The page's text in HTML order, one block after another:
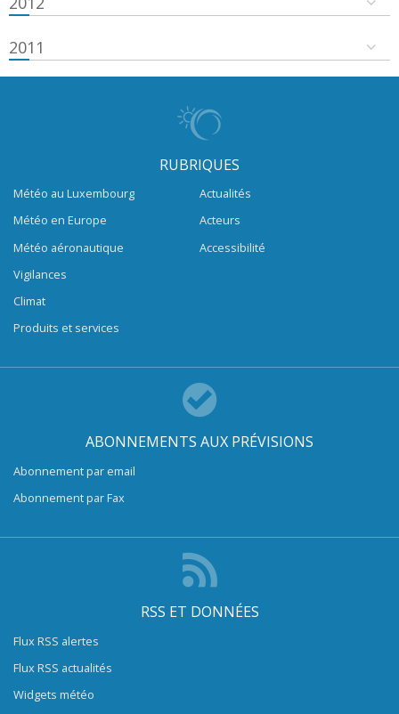
2011
RUBRIQUES
Météo au Luxembourg
Météo en Europe
Météo aéronautique
Vigilances
Climat
Produits et services
Actualités
Acteurs
Accessibilité
ABONNEMENTS AUX PRÉVISIONS
Abonnement par email
Abonnement par Fax
RSS ET DONNÉES
Flux RSS alertes
Flux RSS actualités
Widgets météo